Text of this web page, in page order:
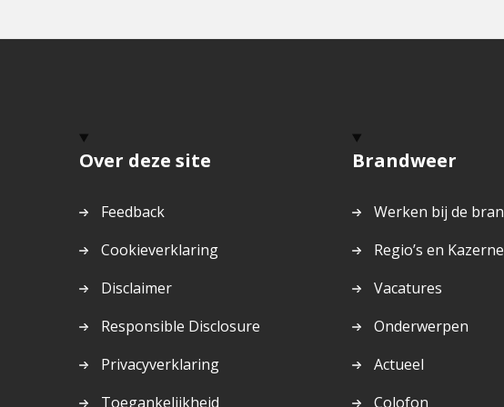
Over deze site
Feedback
Cookieverklaring
Disclaimer
Responsible Disclosure
Privacyverklaring
Toegankelijkheid
Brandweer
Werken bij de
Regio’s en
Vacatures
Onderwerpen
Actueel
Colofon